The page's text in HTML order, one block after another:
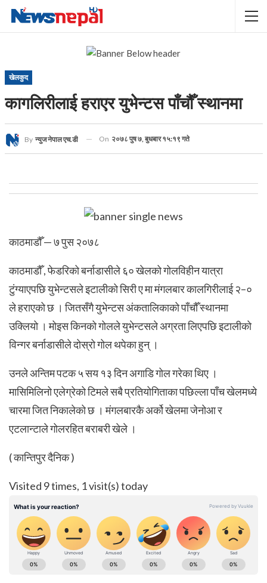
खेलकुद
कागलिरीलाई हराएर युभेन्टस पाँचौँ स्थानमा
By न्युज नेपाल एच.डी On २०७८ पुष ७, बुधबार १५:१९ गते
काठमाडौँ — ७ पुस २०७८
काठमाडौँ , फेडरिको बर्नाडासीले ६० खेलको गोलविहीन यात्रा
टुंग्याएपछि युभेन्टसले इटालीको सिरी ए मा मंगलबार कालगिरीलाई २–०
ले हराएको छ । जितसँगै युभेन्टस अंकतालिकाको पाँचौँ स्थानमा
उक्लियो ।मोइस किनको गोलले युभेन्टसले अग्रता लिएपछि इटालीको
विन्गर बर्नाडासीले दोस्रो गोल थपेका हुन् ।
उनले अन्तिम पटक ५ सय १३ दिन अगाडि गोल गरेका थिए ।
मासिमिलिनो एलेग्रेको टिमले सबै प्रतियोगिताका पछिल्ला पाँच खेलमध्ये
चारमा जित निकालेको छ । मंगलबारकै अर्को खेलमा जेनोआ र
एटलान्टाले गोलरहित बराबरी खेले ।
( कान्तिपुर दैनिक )
Visited 9 times, 1 visit(s) today